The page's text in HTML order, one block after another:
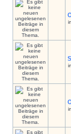
in
in
in